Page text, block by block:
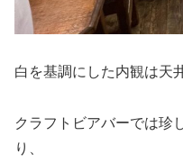
白を基調にした内観は天
クラフトビアバーでは珍
り、